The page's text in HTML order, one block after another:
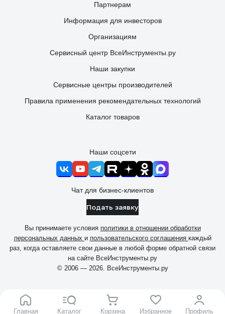
Главная Каталог Корзина Избранное Профиль
Партнерам
Информация для инвесторов
Организациям
Сервисный центр ВсеИнструменты.ру
Наши закупки
Сервисные центры производителей
Правила применения рекомендательных технологий
Каталог товаров
Наши соцсети
Чат для бизнес-клиентов
Подать заявку
Вы принимаете условия политики в отношении обработки
персональных данных и пользовательского соглашения каждый
раз, когда оставляете свои данные в любой форме обратной связи
на сайте ВсеИнструменты.ру
© 2006 — 2026. ВсеИнструменты.ру